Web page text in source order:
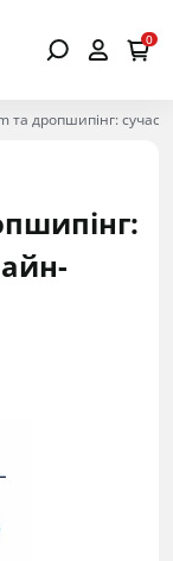
0
та дропшипінг: